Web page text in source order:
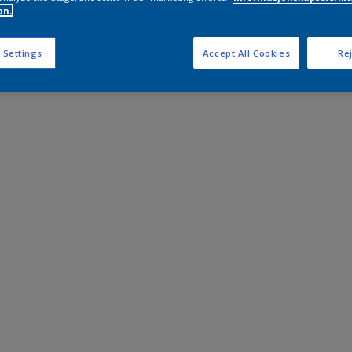
Settings Accept All Cookies